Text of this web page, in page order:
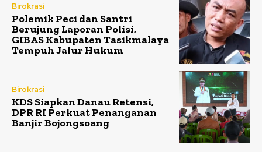
Birokrasi
Polemik Peci dan Santri
Berujung Laporan Polisi,
GIBAS Kabupaten Tasikmalaya
Tempuh Jalur Hukum
Birokrasi
KDS Siapkan Danau Retensi,
DPR RI Perkuat Penanganan
Banjir Bojongsoang